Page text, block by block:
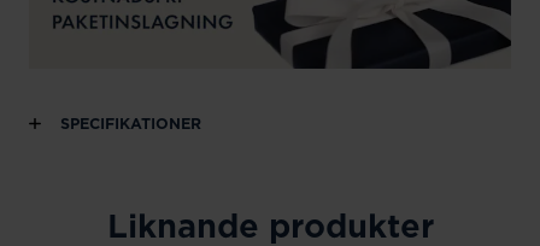
SPECIFIKATIONER
Liknande produkter